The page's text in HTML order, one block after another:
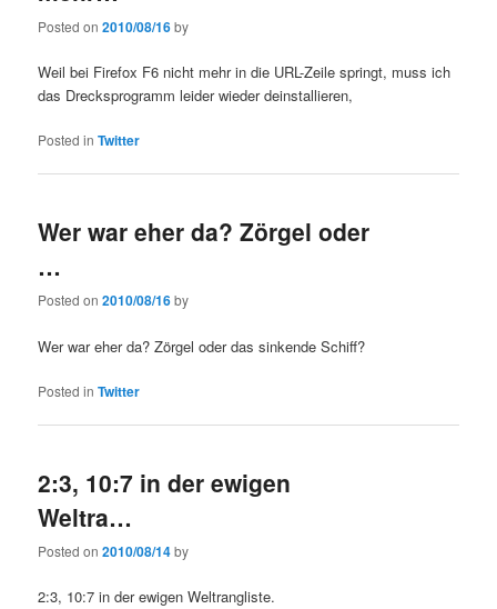
Posted on2010/08/16by
Weil bei Firefox F6 nicht mehr in die URL-Zeile springt, muss ich
das Drecksprogramm leider wieder deinstallieren,
Posted in Twitter
Wer war eher da? Zörgel oder
…
Posted on2010/08/16by
Wer war eher da? Zörgel oder das sinkende Schiff?
Posted in Twitter
2:3, 10:7 in der ewigen
Weltra…
Posted on2010/08/14by
2:3, 10:7 in der ewigen Weltrangliste.